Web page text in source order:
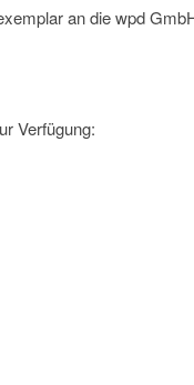
an die wpd
Verfügung: